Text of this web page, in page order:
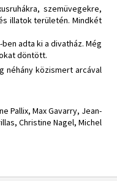
szemüvegekre,
illatok területén. Mindkét
adta ki a divatház. Még
döntött.
néhány közismert arcával
Pallix, Max Gavarry, Jean-
Christine Nagel, Michel